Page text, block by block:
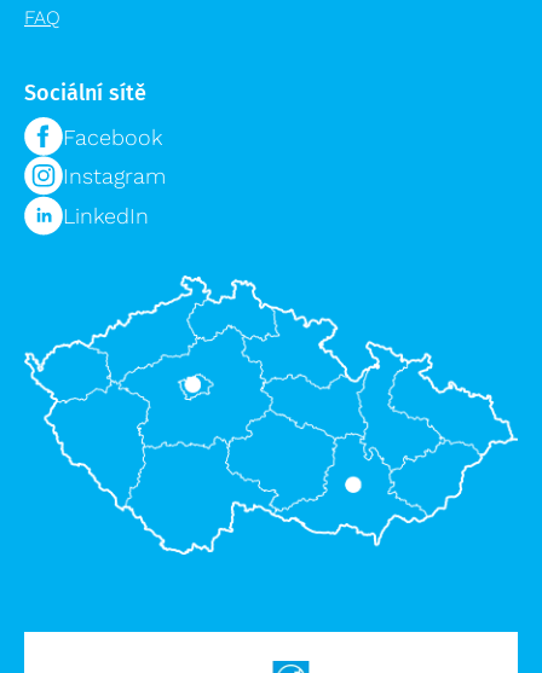
FAQ
Sociální sítě
Facebook
Instagram
LinkedIn